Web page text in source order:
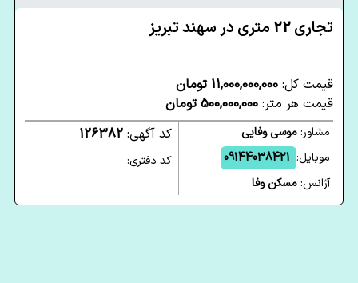
تجاری 22 متری در سهند تبریز
قیمت کل: 11,000,000,000 تومان
قیمت هر متر: 500,000,000 تومان
مشاور:موسی وفایی
موبایل: 09144038421
آژانس:مسکن وفا
کد آگهی: 126382
کد دفتری: